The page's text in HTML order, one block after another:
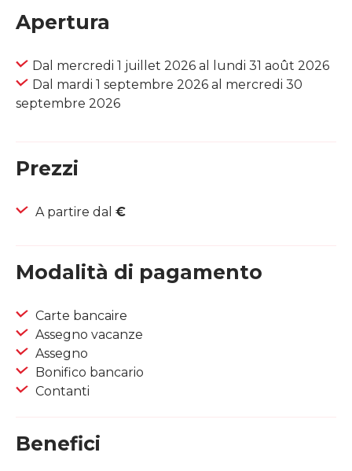
Apertura
Dal mercredi 1 juillet 2026 al lundi 31 août 2026
Dal mardi 1 septembre 2026 al mercredi 30
septembre 2026
Prezzi
A partire dal €
Modalità di pagamento
Carte bancaire
Assegno vacanze
Assegno
Bonifico bancario
Contanti
Benefici